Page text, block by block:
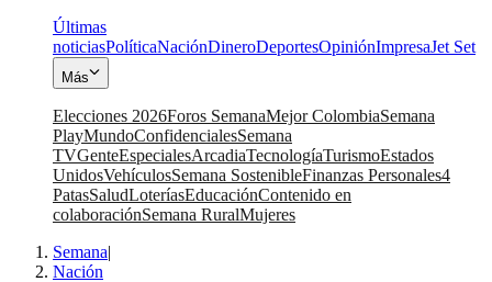
Últimas
noticiasPolíticaNaciónDineroDeportesOpiniónImpresaJet Set
Más
Elecciones 2026Foros SemanaMejor ColombiaSemana
PlayMundoConfidencialesSemana
TVGenteEspecialesArcadiaTecnologíaTurismoEstados
UnidosVehículosSemana SostenibleFinanzas Personales4
PatasSaludLoteríasEducaciónContenido en
colaboraciónSemana RuralMujeres
Semana|
Nación